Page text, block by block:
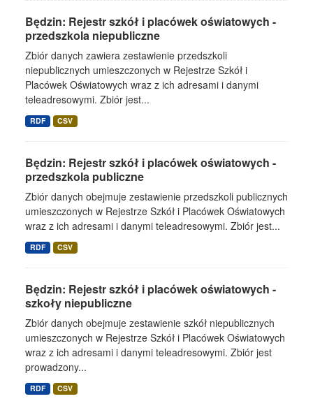
Będzin: Rejestr szkół i placówek oświatowych -
przedszkola niepubliczne
Zbiór danych zawiera zestawienie przedszkoli
niepublicznych umieszczonych w Rejestrze Szkół i
Placówek Oświatowych wraz z ich adresami i danymi
teleadresowymi. Zbiór jest...
RDF CSV
Będzin: Rejestr szkół i placówek oświatowych -
przedszkola publiczne
Zbiór danych obejmuje zestawienie przedszkoli publicznych
umieszczonych w Rejestrze Szkół i Placówek Oświatowych
wraz z ich adresami i danymi teleadresowymi. Zbiór jest...
RDF CSV
Będzin: Rejestr szkół i placówek oświatowych -
szkoły niepubliczne
Zbiór danych obejmuje zestawienie szkół niepublicznych
umieszczonych w Rejestrze Szkół i Placówek Oświatowych
wraz z ich adresami i danymi teleadresowymi. Zbiór jest
prowadzony...
RDF CSV